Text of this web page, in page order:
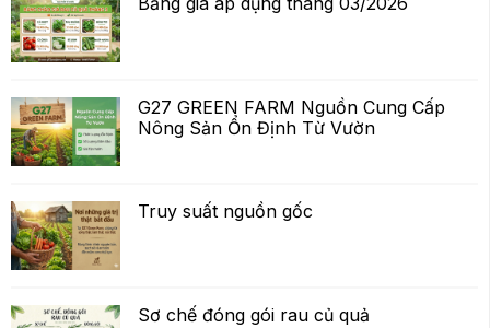
G27 GREEN FARM Nguồn Cung Cấp
Nông Sản Ổn Định Từ Vườn
Truy suất nguồn gốc
Sơ chế đóng gói rau củ quả